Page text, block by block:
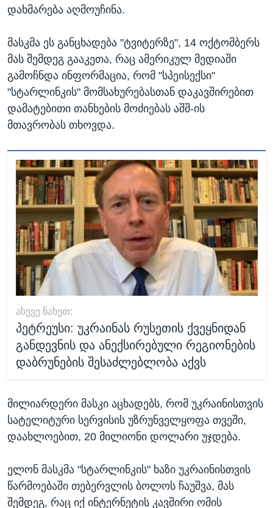
დახმარება აღმოუჩინა.
მასკმა ეს განცხადება "ტვიტერზე", 14 ოქტომბერს
მას შემდეგ გააკეთა, რაც ამერიკულ მედიაში
გამოჩნდა ინფორმაცია, რომ "სპეისექსი"
"სტარლინკის" მომსახურებასთან დაკავშირებით
დამატებითი თანხების მოძიებას აშშ-ის
მთავრობას თხოვდა.
ᲐᲡᲔᲕᲔ ᲜᲐᲮᲔᲗ:
პეტრეუსი: უკრაინას რუსეთის ქვეყნიდან
განდევნის და ანექსირებული რეგიონების
დაბრუნების შესაძლებლობა აქვს
მილიარდერი მასკი აცხადებს, რომ უკრაინისთვის
სატელიტური სერვისის უზრუნველყოფა თვეში,
დაახლოებით, 20 მილიონი დოლარი უჯდება.
ელონ მასკმა "სტარლინკის" ხაზი უკრაინისთვის
წარმოებაში თებერვლის ბოლოს ჩაუშვა, მას
შემდეგ, რაც იქ ინტერნეტის კავშირი ომის